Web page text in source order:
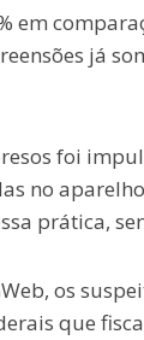
em
já
foi
no
prática,
os
que